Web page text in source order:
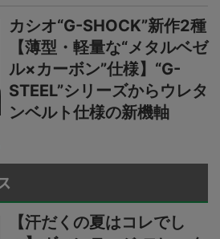
カシオ“G-SHOCK”新作2種
【薄型・軽量な“メタルベゼ
ル×カーボン”仕様】“G-
STEEL”シリーズからウレタ
ンベルト仕様の新機軸
【汗だくの夏はコレでし